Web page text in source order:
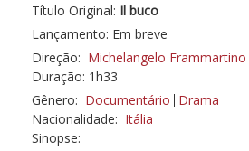
Título Original: Il buco
Lançamento: Em breve
Direção: Michelangelo Frammartino
Duração: 1h33
Gênero: Documentário Drama
Nacionalidade: Itália
Sinopse: